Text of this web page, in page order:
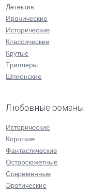
Детектив
Иронические
Исторические
Классические
Крутые
Триллеры
Шпионские
Любовные романы
Исторические
Короткие
Фантастические
Остросюжетные
Современные
Эротические